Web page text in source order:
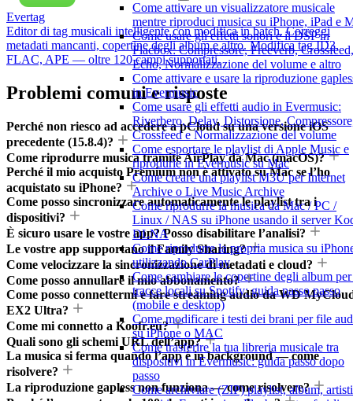
Come attivare un visualizzatore musicale
mentre riproduci musica su iPhone, iPad e
Come usare gli effetti sonori e il DSP in
Flacbox: Compressore, Freeverb, Crossfeed,
Echo, Normalizzazione del volume e altro
Come attivare e usare la riproduzione
in Evermusic
Come usare gli effetti audio in Evermusic:
Riverbero, Delay, Distorsione,
Crossfeed e Normalizzazione del volume
Come esportare le playlist di Apple Music e
riprodurle in Evermusic su Mac
Come creare una playlist M3U per Internet
Archive o Live Music Archive
Come riprodurre la musica da Mac / PC /
Linux / NAS su iPhone usando il server
DLNA
Come riprodurre la propria musica su
utilizzando CarPlay
Come cambiare le copertine degli album
tracce locali su Spotify: guida passo passo
(mobile e desktop)
Come modificare i testi dei brani per file
su iPhone o MAC
Come trasferire la tua libreria musicale tra
dispositivi in Evermusic: guida passo dopo
passo
Come archiviare (ZIP) playlist, album,
Evertag
Editor di tag musicali intelligente con modifica in batch. Correggi
metadati mancanti, copertine degli album e altro. Modifica tag ID3,
FLAC, APE — oltre 120 campi supportati.
Problemi comuni e risposte
Perché non riesco ad accedere a pCloud su una versione iOS
precedente (15.8.4)?
Come riprodurre musica tramite AirPlay da Mac (macOS)?
Perché il mio acquisto Premium non è attivato su Mac se l’ho
acquistato su iPhone?
Come posso sincronizzare automaticamente le playlist tra i
dispositivi?
È sicuro usare le vostre app? Posso disabilitare l’analisi?
Le vostre app supportano il Family Sharing?
Come velocizzare la sincronizzazione di metadati e cloud?
Come posso annullare il mio abbonamento?
Come posso connettermi e fare streaming audio da WD
EX2 Ultra?
Come mi connetto a Koofr.eu?
Quali sono gli schemi URL dell’app?
La musica si ferma quando l’app è in background — come
risolvere?
La riproduzione gapless non funziona — come risolvere?